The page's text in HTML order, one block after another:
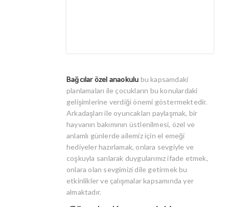
Bağcılar özel anaokulu bu kapsamdaki
planlamaları ile çocukların bu konulardaki
gelişimlerine verdiği önemi göstermektedir.
Arkadaşları ile oyuncakları paylaşmak, bir
hayvanın bakımının üstlenilmesi, özel ve
anlamlı günlerde ailemiz için el emeği
hediyeler hazırlamak, onlara sevgiyle ve
coşkuyla sarılarak duygularımız ifade etmek,
onlara olan sevgimizi dile getirmek bu
etkinlikler ve çalışmalar kapsamında yer
almaktadır.